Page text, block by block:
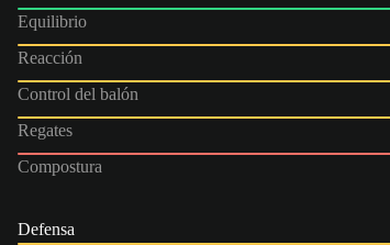
Equilibrio
Reacción
Control del balón
Regates
Compostura
Defensa